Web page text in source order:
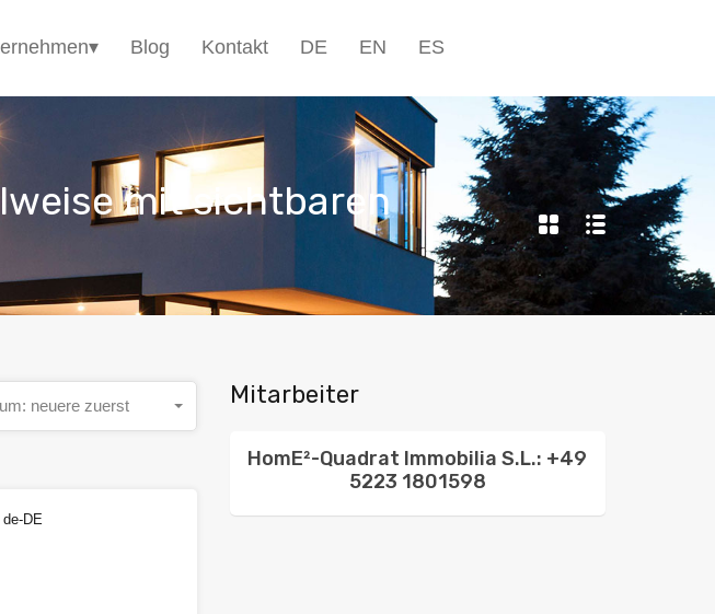
Leistungen▾ Unternehmen▾
Blog Kontakt DE EN ES
mit sichtbaren
neuere zuerst
de-DE
Mitarbeiter
HomE²-Quadrat Immobilia S.L.: +49
5223 1801598